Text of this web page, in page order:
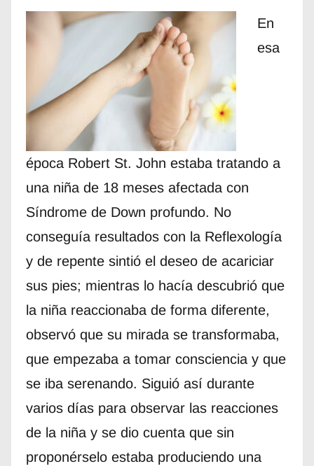
En
esa
época Robert St. John estaba tratando a
una niña de 18 meses afectada con
Síndrome de Down profundo. No
conseguía resultados con la Reflexología
y de repente sintió el deseo de acariciar
sus pies; mientras lo hacía descubrió que
la niña reaccionaba de forma diferente,
observó que su mirada se transformaba,
que empezaba a tomar consciencia y que
se iba serenando. Siguió así durante
varios días para observar las reacciones
de la niña y se dio cuenta que sin
proponérselo estaba produciendo una